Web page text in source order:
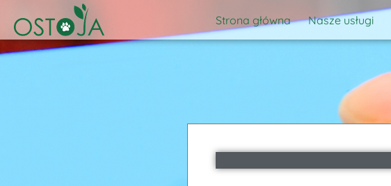
Strona główna Nasze usługi